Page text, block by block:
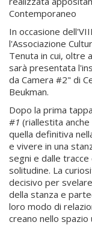
Contemporaneo
In occasione
l'Associazione
Tenuta in cui, oltre
sarà presentata
da Camera #2" di
Beukman.
Dopo la prima
#1 (riallestita
quella definitiva
e vivere in una
segni e dalle
solitudine. La
decisivo per
della stanza e
loro modo di
creano nello